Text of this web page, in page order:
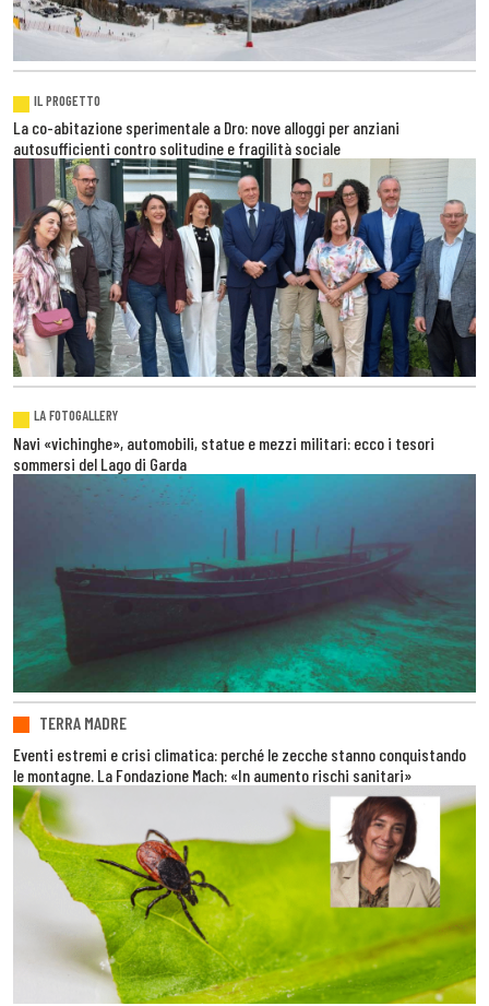
IL PROGETTO
La co-abitazione sperimentale a Dro: nove alloggi per anziani
autosufficienti contro solitudine e fragilità sociale
LA FOTOGALLERY
Navi «vichinghe», automobili, statue e mezzi militari: ecco i tesori
sommersi del Lago di Garda
TERRA MADRE
Eventi estremi e crisi climatica: perché le zecche stanno conquistando
le montagne. La Fondazione Mach: «In aumento rischi sanitari»